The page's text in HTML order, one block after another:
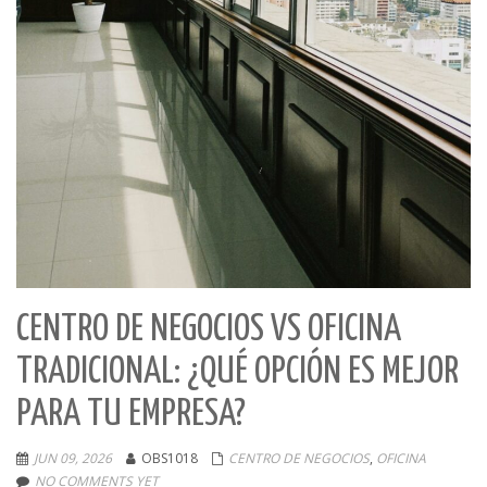
CENTRO DE NEGOCIOS VS OFICINA
TRADICIONAL: ¿QUÉ OPCIÓN ES MEJOR
PARA TU EMPRESA?
JUN 09, 2026 OBS1018 CENTRO DE NEGOCIOS, OFICINA
NO COMMENTS YET